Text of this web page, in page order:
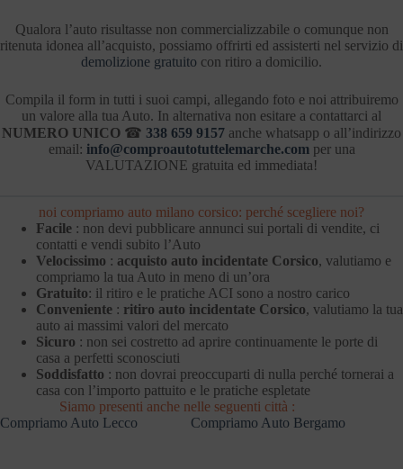
Qualora l’auto risultasse non commercializzabile o comunque non
ritenuta idonea all’acquisto, possiamo offrirti ed assisterti nel servizio di
demolizione gratuito con ritiro a domicilio.
Compila il form in tutti i suoi campi, allegando foto e noi attribuiremo
un valore alla tua Auto. In alternativa non esitare a contattarci al
NUMERO UNICO ☎ 338 659 9157 anche whatsapp o all’indirizzo
email: info@comproautotuttelemarche.com per una
VALUTAZIONE gratuita ed immediata!
noi compriamo auto milano corsico: perché scegliere noi?
Facile : non devi pubblicare annunci sui portali di vendite, ci
contatti e vendi subito l’Auto
Velocissimo : acquisto auto incidentate Corsico, valutiamo e
compriamo la tua Auto in meno di un’ora
Gratuito: il ritiro e le pratiche ACI sono a nostro carico
Conveniente : ritiro auto incidentate Corsico, valutiamo la tua
auto ai massimi valori del mercato
Sicuro : non sei costretto ad aprire continuamente le porte di
casa a perfetti sconosciuti
Soddisfatto : non dovrai preoccuparti di nulla perché tornerai a
casa con l’importo pattuito e le pratiche espletate
Siamo presenti anche nelle seguenti città :
Compriamo Auto Lecco
Compriamo Auto Bergamo